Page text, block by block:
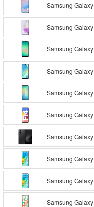
Samsung
Samsung
Samsung
Samsung
Samsung
Samsung
Samsung
Samsung
Samsung
Samsung